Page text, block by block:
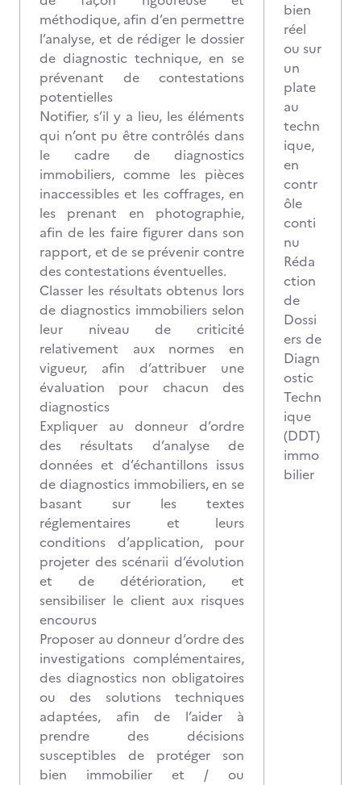
méthodique, afin d’en permettre
l’analyse, et de rédiger le dossier
de diagnostic technique, en se
prévenant de contestations
potentielles
Notifier, s’il y a lieu, les éléments
qui n’ont pu être contrôlés dans
le cadre de diagnostics
immobiliers, comme les pièces
inaccessibles et les coffrages, en
les prenant en photographie,
afin de les faire figurer dans son
rapport, et de se prévenir contre
des contestations éventuelles.
Classer les résultats obtenus lors
de diagnostics immobiliers selon
leur niveau de criticité
relativement aux normes en
vigueur, afin d’attribuer une
évaluation pour chacun des
diagnostics
Expliquer au donneur d’ordre
des résultats d’analyse de
données et d’échantillons issus
de diagnostics immobiliers, en se
basant sur les textes
réglementaires et leurs
conditions d’application, pour
projeter des scénarii d’évolution
et de détérioration, et
sensibiliser le client aux risques
encourus
Proposer au donneur d’ordre des
investigations complémentaires,
des diagnostics non obligatoires
ou des solutions techniques
adaptées, afin de l’aider à
prendre des décisions
susceptibles de protéger son
bien immobilier et / ou
bien
réel
ou sur
un
plate
au
techn
ique,
en
contr
ôle
conti
nu
Réda
ction
de
Dossi
ers de
Diagn
ostic
Techn
ique
(DDT)
immo
bilier